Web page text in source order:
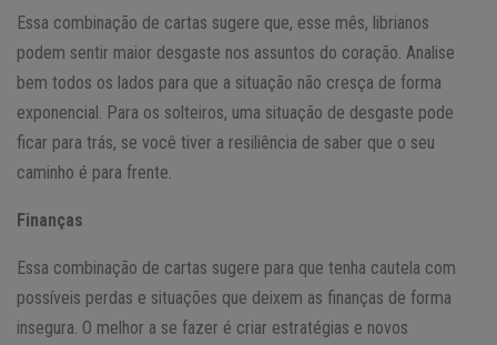
Essa combinação de cartas sugere que, esse mês, librianos
podem sentir maior desgaste nos assuntos do coração. Analise
bem todos os lados para que a situação não cresça de forma
exponencial. Para os solteiros, uma situação de desgaste pode
ficar para trás, se você tiver a resiliência de saber que o seu
caminho é para frente.
Finanças
Essa combinação de cartas sugere para que tenha cautela com
possíveis perdas e situações que deixem as finanças de forma
insegura. O melhor a se fazer é criar estratégias e novos